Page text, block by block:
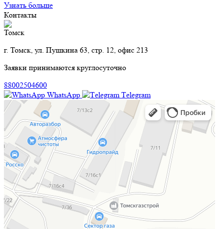
Узнать больше
Контакты
Томск
г. Томск, ул. Пушкина 63, стр. 12, офис 213
Заявки принимаются круглосуточно
88002504600
WhatsApp
Тelegram